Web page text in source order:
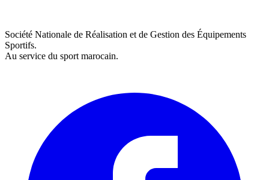
Société Nationale de Réalisation et de Gestion des Équipements
Sportifs.
Au service du sport marocain.